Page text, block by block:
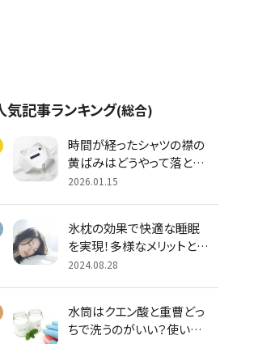
気記事ランキング(総合)
時間が経ったシャツの襟の
黄ばみはどうやって落と
す？対策や取り扱いのポイ
2026.01.15
氷枕の効果で快適な睡眠
を実現！多様なメリットと使
用する際の注意点
2024.08.28
水筒はクエン酸と重曹どっ
ちで洗うのがいい？使い分